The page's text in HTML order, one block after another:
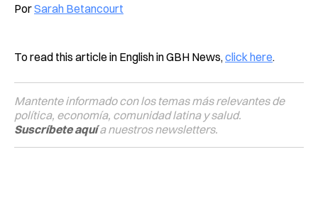
PorSarah Betancourt
To read this article in English in GBH News, click here.
Mantente informado con los temas más relevantes de
política, economía, comunidad latina y salud.
Suscríbete aquía nuestros newsletters.